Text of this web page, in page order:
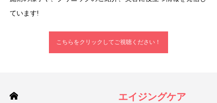
ています!
こちらをクリックしてご視聴ください！
エイジングケア